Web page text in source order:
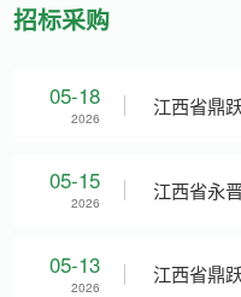
招标采购
05-18
2026 江西省鼎
关于赣南
05-15
2026 江西省永
关于赣南
05-13
2026 江西省鼎